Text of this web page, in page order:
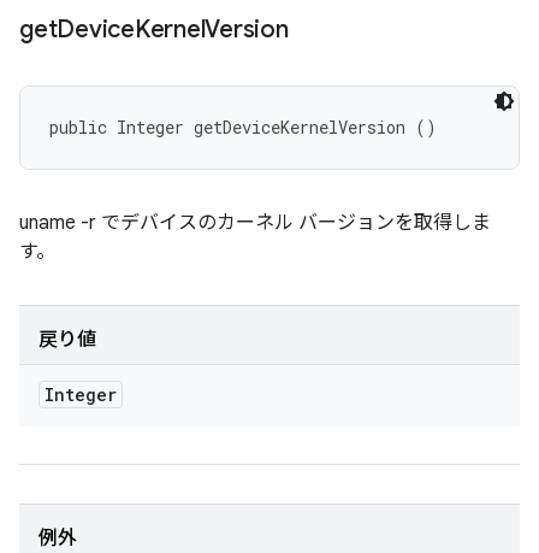
getDeviceKernelVersion
public Integer getDeviceKernelVersion ()
uname -r でデバイスのカーネル バージョンを取得しま
す。
戻り値
Integer
例外